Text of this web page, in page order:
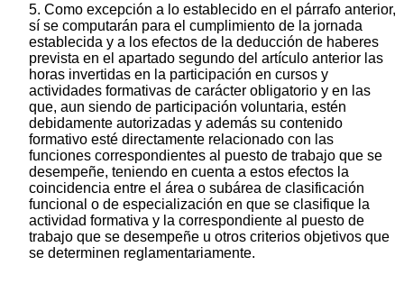
5. Como excepción a lo establecido en el párrafo anterior,
sí se computarán para el cumplimiento de la jornada
establecida y a los efectos de la deducción de haberes
prevista en el apartado segundo del artículo anterior las
horas invertidas en la participación en cursos y
actividades formativas de carácter obligatorio y en las
que, aun siendo de participación voluntaria, estén
debidamente autorizadas y además su contenido
formativo esté directamente relacionado con las
funciones correspondientes al puesto de trabajo que se
desempeñe, teniendo en cuenta a estos efectos la
coincidencia entre el área o subárea de clasificación
funcional o de especialización en que se clasifique la
actividad formativa y la correspondiente al puesto de
trabajo que se desempeñe u otros criterios objetivos que
se determinen reglamentariamente.